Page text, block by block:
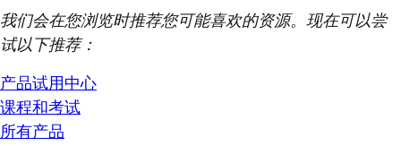
我们会在您浏览时推荐您可能喜欢的资源。现在可以尝
试以下推荐：
产品试用中心
课程和考试
所有产品